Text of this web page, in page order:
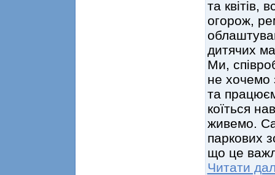
та квітів,
огорож,
дитячих
Ми,
не хочемо
та
коїться
живемо.
паркових
що це
Читати